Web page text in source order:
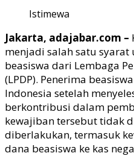
Istimewa
Jakarta, adajabar.com –
menjadi salah satu
beasiswa dari Lembaga
(LPDP). Penerima
Indonesia setelah
berkontribusi dalam
kewajiban tersebut tidak
diberlakukan, termasuk
dana beasiswa ke kas